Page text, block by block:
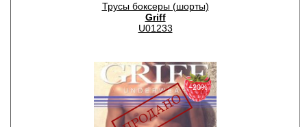
Трусы боксеры (шорты)
Griff
U01233
−20%